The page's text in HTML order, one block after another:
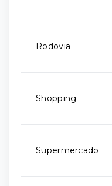
Rodovia
Shopping
Supermercado